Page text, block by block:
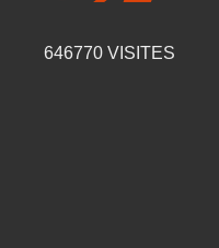
646770 VISITES